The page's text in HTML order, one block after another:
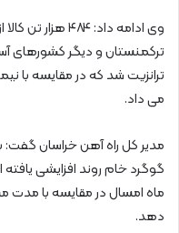
وی ادامه داد:
ترانزیت شد که در مقایسه با
می داد.
مدیر کل راه آهن خراسان
گوگرد خام روند افزایشی
دهد.